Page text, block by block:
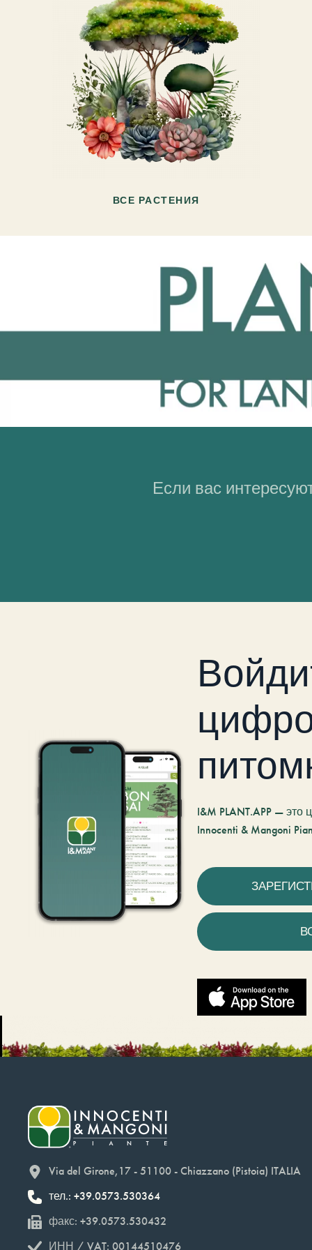
ВСЕ РАСТЕНИЯ
Если вас
I&M PLANT.APP —
Innocenti & Mangoni
Via del Girone,17 - 51100 - Chiazzano (Pistoia) ITALIA
тел.: +39.0573.530364
факс: +39.0573.530432
ИНН / VAT: 00144510476